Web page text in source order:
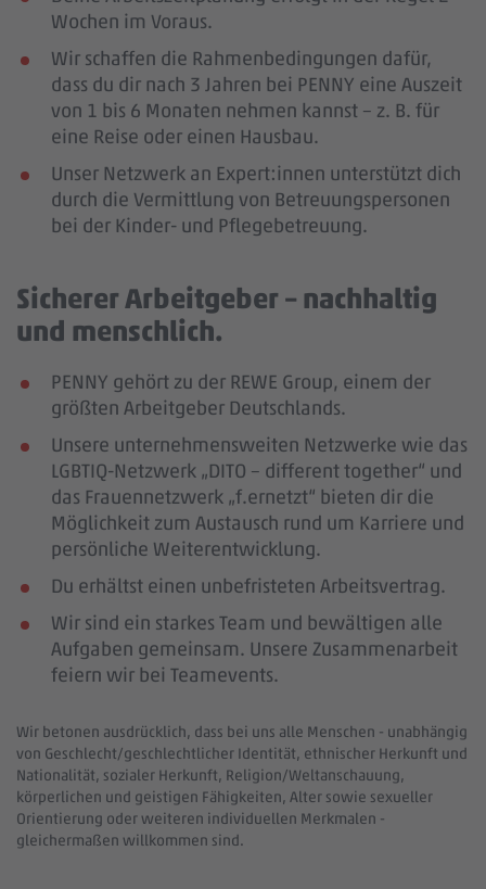
Wochen im Voraus.
Wir schaffen die Rahmenbedingungen dafür,
dass du dir nach 3 Jahren bei PENNY eine Auszeit
von 1 bis 6 Monaten nehmen kannst – z. B. für
eine Reise oder einen Hausbau.
Unser Netzwerk an Expert:innen unterstützt dich
durch die Vermittlung von Betreuungspersonen
bei der Kinder- und Pflegebetreuung.
Sicherer Arbeitgeber – nachhaltig
und menschlich.
PENNY gehört zu der REWE Group, einem der
größten Arbeitgeber Deutschlands.
Unsere unternehmensweiten Netzwerke wie das
LGBTIQ-Netzwerk „DITO – different together“ und
das Frauennetzwerk „f.ernetzt“ bieten dir die
Möglichkeit zum Austausch rund um Karriere und
persönliche Weiterentwicklung.
Du erhältst einen unbefristeten Arbeitsvertrag.
Wir sind ein starkes Team und bewältigen alle
Aufgaben gemeinsam. Unsere Zusammenarbeit
feiern wir bei Teamevents.
Wir betonen ausdrücklich, dass bei uns alle Menschen - unabhängig
von Geschlecht/geschlechtlicher Identität, ethnischer Herkunft und
Nationalität, sozialer Herkunft, Religion/Weltanschauung,
körperlichen und geistigen Fähigkeiten, Alter sowie sexueller
Orientierung oder weiteren individuellen Merkmalen -
gleichermaßen willkommen sind.